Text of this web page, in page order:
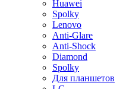
Huawei
Spolky
Lenovo
Anti-Glare
Anti-Shock
Diamond
Spolky
Для планшетов